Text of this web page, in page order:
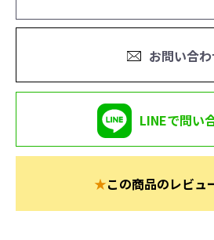
お問い合
LINEで問い
★この商品のレビュ